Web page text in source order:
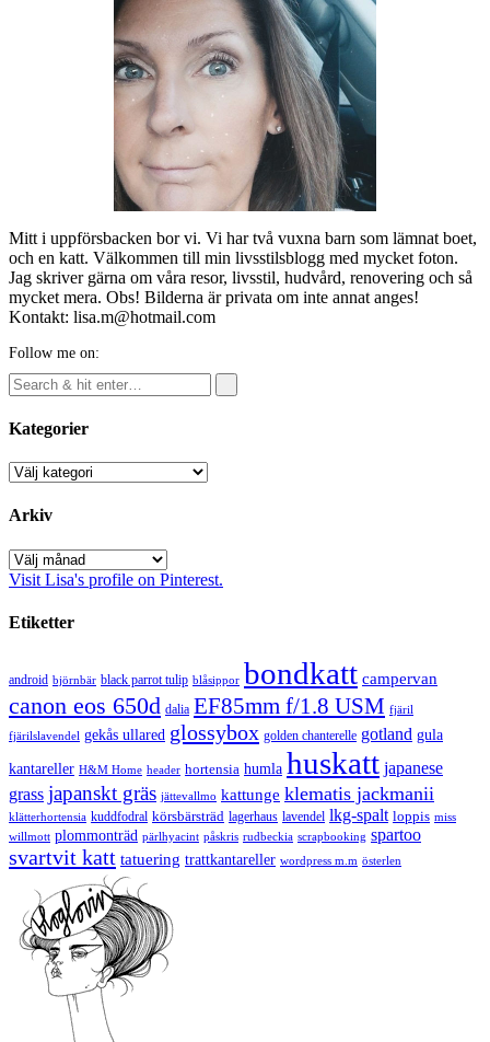
Mitt i uppförsbacken bor vi. Vi har två vuxna barn som lämnat boet,
och en katt. Välkommen till min livsstilsblogg med mycket foton.
Jag skriver gärna om våra resor, livsstil, hudvård, renovering och så
mycket mera. Obs! Bilderna är privata om inte annat anges!
Kontakt: lisa.m@hotmail.com
Follow me on:
Kategorier
Kategorier
Arkiv
Arkiv
Visit Lisa's profile on Pinterest.
Etiketter
android björnbär black parrot tulip blåsippor bondkatt campervan
canon eos 650d dalia EF85mm f/1.8 USM fjäril
fjärilslavendel gekås ullared glossybox golden chanterelle gotland gula
kantareller H&M Home header hortensia humla huskatt japanese
grass japanskt gräs jättevallmo kattunge klematis jackmanii
klätterhortensia kuddfodral körsbärsträd lagerhaus lavendel lkg-spalt loppis miss
willmott plommonträd pärlhyacint påskris rudbeckia scrapbooking spartoo
svartvit katt tatuering trattkantareller wordpress m.m österlen